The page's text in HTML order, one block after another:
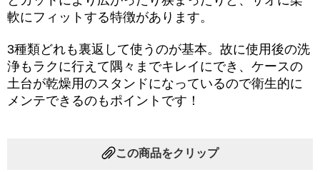
軟にフィットする特徴があります。
3種類どれも裏返して使うのが基本。故に使用後の洗
浄もラクに行えて隅々までキレイにでき、ケースの
土台が乾燥用のスタンドになっているので衛生的に
メンテできるのもポイントです！
この商品をクリップ